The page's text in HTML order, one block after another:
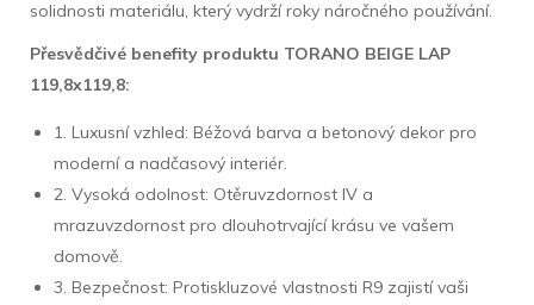
solidnosti materiálu, který vydrží roky náročného používání.
Přesvědčivé benefity produktu TORANO BEIGE LAP
119,8x119,8:
1. Luxusní vzhled: Béžová barva a betonový dekor pro
moderní a nadčasový interiér.
2. Vysoká odolnost: Otěruvzdornost IV a
mrazuvzdornost pro dlouhotrvající krásu ve vašem
domově.
3. Bezpečnost: Protiskluzové vlastnosti R9 zajistí vaši